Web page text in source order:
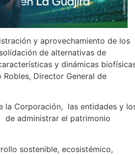
y aprovechamiento de los
de alternativas de
y dinámicas
Director General de
la Corporación, las entidades y
de administrar el patrimonio
sostenible, ecosistémico,